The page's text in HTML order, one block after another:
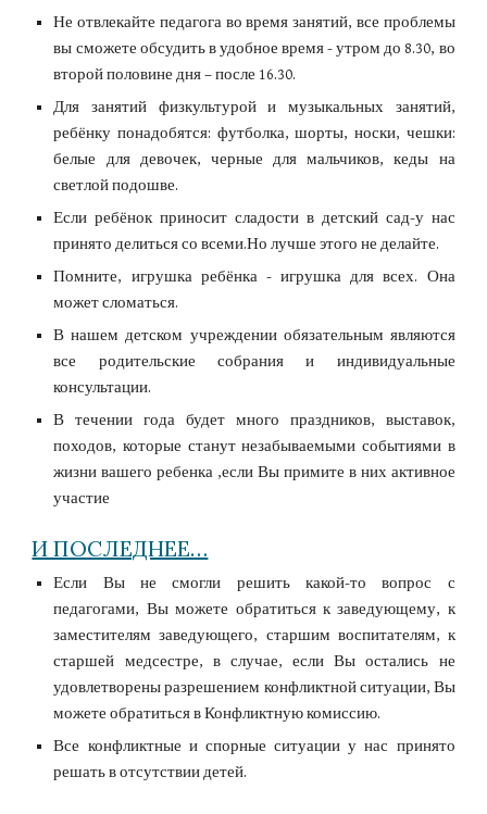
Не отвлекайте педагога во время занятий, все проблемы
вы сможете обсудить в удобное время - утром до 8.30, во
второй половине дня – после 16.30.
Для занятий физкультурой и музыкальных занятий,
ребёнку понадобятся: футболка, шорты, носки, чешки:
белые для девочек, черные для мальчиков, кеды на
светлой подошве.
Если ребёнок приносит сладости в детский сад-у нас
принято делиться со всеми.Но лучше этого не делайте.
Помните, игрушка ребёнка - игрушка для всех. Она
может сломаться.
В нашем детском учреждении обязательным являются
все родительские собрания и индивидуальные
консультации.
В течении года будет много праздников, выставок,
походов, которые станут незабываемыми событиями в
жизни вашего ребенка ,если Вы примите в них активное
участие
И ПОСЛЕДНЕЕ…
Если Вы не смогли решить какой-то вопрос с
педагогами, Вы можете обратиться к заведующему, к
заместителям заведующего, старшим воспитателям, к
старшей медсестре, в случае, если Вы остались не
удовлетворены разрешением конфликтной ситуации, Вы
можете обратиться в Конфликтную комиссию.
Все конфликтные и спорные ситуации у нас принято
решать в отсутствии детей.